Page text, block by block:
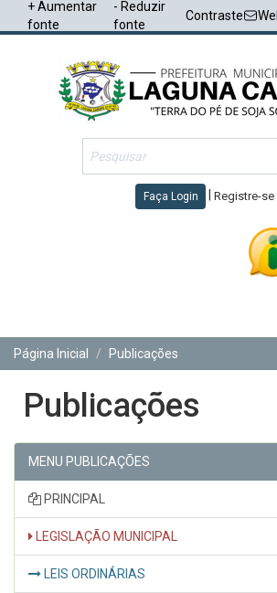
+ Aumentar
fonte
- Reduzir
fonte
Contraste
Faça Login Registre-se
Página Inicial
Publicações
Publicações
MENU PUBLICAÇÕES
PRINCIPAL
LEGISLAÇÃO MUNICIPAL
LEIS ORDINÁRIAS